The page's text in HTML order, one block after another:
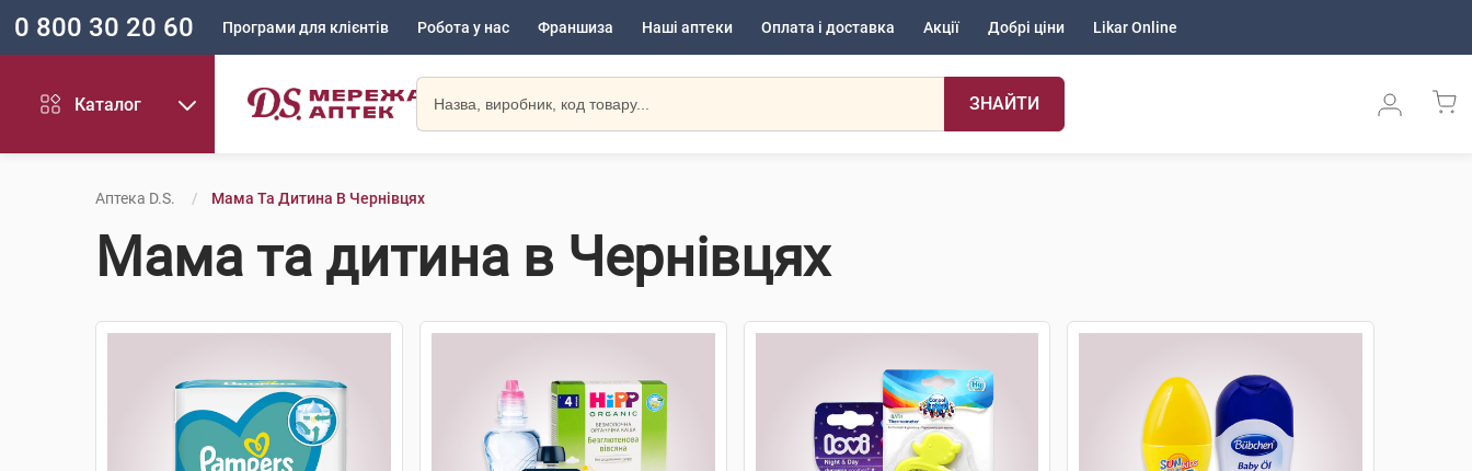
0 800 30 20 60 Програми для клієнтів Робота у нас Франшиза Наші аптеки Оплата і доставка Акції Добрі ціни Likar Online
Каталог ЗНАЙТИ
Аптека D.S. Мама Та Дитина В Чернівцях
Мама та дитина в Чернівцях